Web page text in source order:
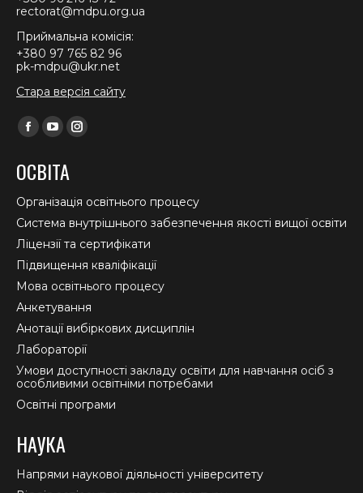
rectorat@mdpu.org.ua
Приймальна комісія:
+380 97 765 82 96
pk-mdpu@ukr.net
Стара версія сайту
Find us on:
Facebook
opens
in
new
window
YouTube
opens
in
new
window
Instagram
in
new
window
ОСВІТА
Організація освітнього процесу
Система внутрішнього забезпечення якості вищої освіти
Ліцензії та сертифікати
Підвищення кваліфікації
Мова освітнього процесу
Анкетування
Анотації вибіркових дисциплін
Лабораторії
Умови доступності закладу освіти для навчання осіб з
особливими освітніми потребами
Освітні програми
НАУКА
Напрями наукової діяльності університету